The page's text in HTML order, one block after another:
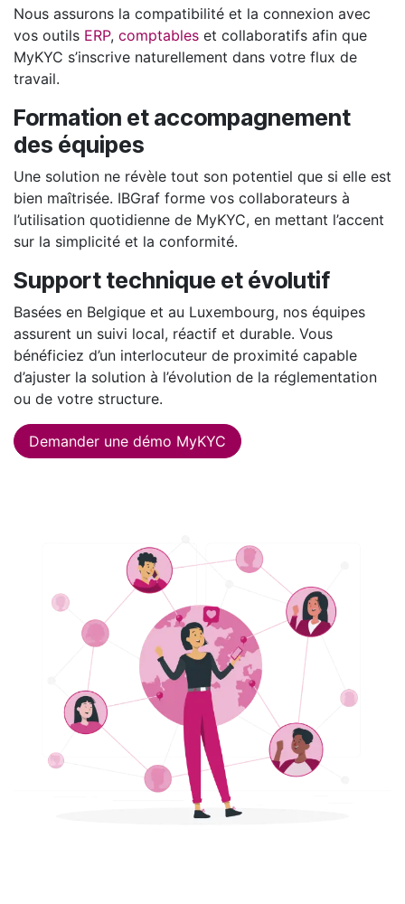
Nous assurons la compatibilité et la connexion avec
vos outils ERP, comptables et collaboratifs afin que
MyKYC s’inscrive naturellement dans votre flux de
travail.
Formation et accompagnement
des équipes
Une solution ne révèle tout son potentiel que si elle est
bien maîtrisée. IBGraf forme vos collaborateurs à
l’utilisation quotidienne de MyKYC, en mettant l’accent
sur la simplicité et la conformité.
Support technique et évolutif
Basées en Belgique et au Luxembourg, nos équipes
assurent un suivi local, réactif et durable. Vous
bénéficiez d’un interlocuteur de proximité capable
d’ajuster la solution à l’évolution de la réglementation
ou de votre structure.
Demander une démo MyKYC